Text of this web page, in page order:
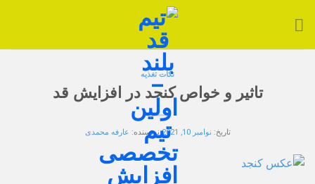
نکات تغذیه
تاثیر و خواص کنجد در افزایش قد
تاریخ: نوامبر 10, 2021 نویسنده: عارفه محمدی